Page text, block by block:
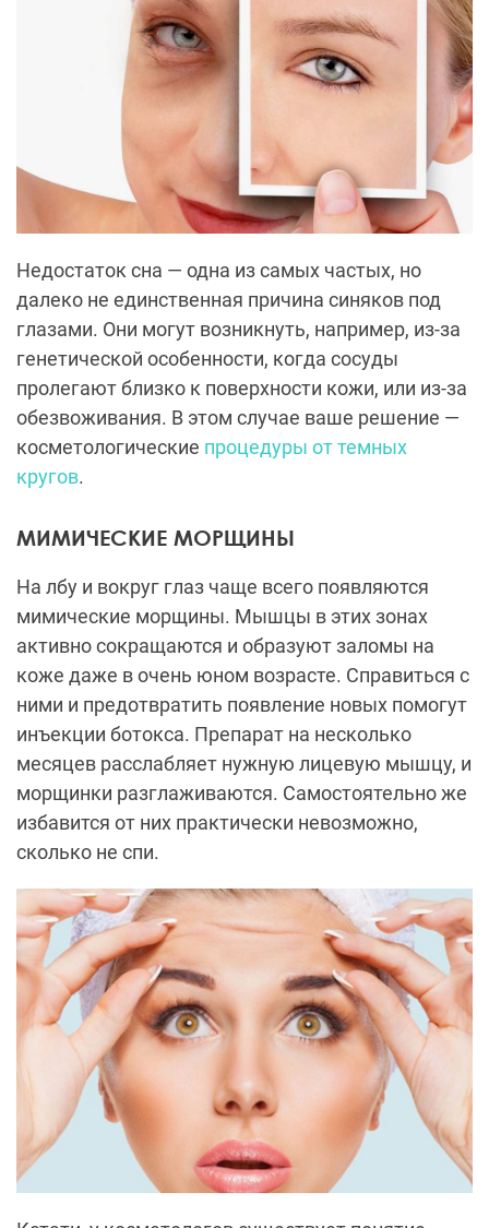
Недостаток сна — одна из самых частых, но
далеко не единственная причина синяков под
глазами. Они могут возникнуть, например, из-за
генетической особенности, когда сосуды
пролегают близко к поверхности кожи, или из-за
обезвоживания. В этом случае ваше решение —
косметологические процедуры от темных
кругов.
МИМИЧЕСКИЕ МОРЩИНЫ
На лбу и вокруг глаз чаще всего появляются
мимические морщины. Мышцы в этих зонах
активно сокращаются и образуют заломы на
коже даже в очень юном возрасте. Справиться с
ними и предотвратить появление новых помогут
инъекции ботокса. Препарат на несколько
месяцев расслабляет нужную лицевую мышцу, и
морщинки разглаживаются. Самостоятельно же
избавится от них практически невозможно,
сколько не спи.